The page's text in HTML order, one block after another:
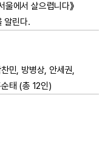
울에서 살으렵니다》
알린다.
민, 방병상, 안세권,
태 (총 12인)